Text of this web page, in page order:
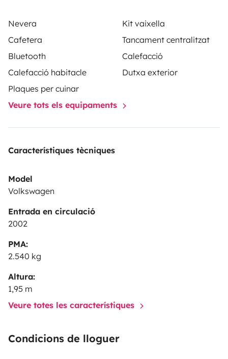
Nevera
Kit vaixella
Cafetera
Tancament centralitzat
Bluetooth
Calefacció
Calefacció habitacle
Dutxa exterior
Plaques per cuinar
Veure tots els equipaments
Característiques tècniques
Model
Volkswagen
Entrada en circulació
2002
PMA:
2.540 kg
Altura:
1,95 m
Veure totes les característiques
Condicions de lloguer